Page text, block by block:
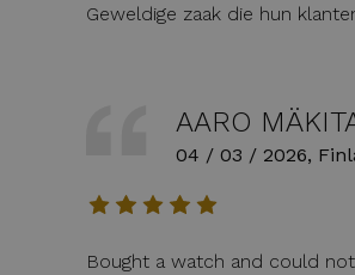
Geweldige zaak die hun
AARO
04 / 03 / 2026,
Bought a watch and could